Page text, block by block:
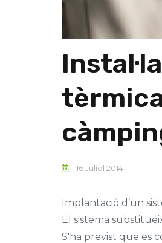
16 Juliol 2014
Implantació d’un
El sistema
S'ha previst que es